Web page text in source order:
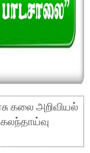
கலை அறிவியல்